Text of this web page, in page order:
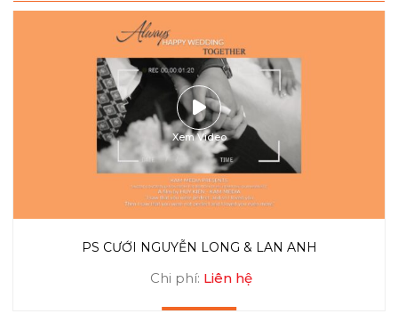
Xem Video
PS CƯỚI NGUYỄN LONG & LAN ANH
Chi phí: Liên hệ